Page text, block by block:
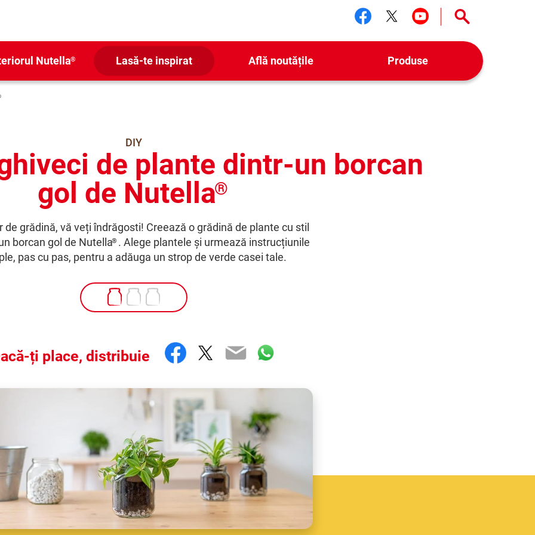
Urmărește-ne facebook
Urmărește-ne twitter
Urmărește-ne
Nutella® Lasă-te inspirat Află noutățile Produse
DIY
de plante dintr-un borcan
gol de Nutella®
de grădină, vă veți îndrăgosti! Creează o grădină de plante cu stil
borcan gol de Nutella® . Alege plantele și urmează instrucțiunile
pas cu pas, pentru a adăuga un strop de verde casei tale.
ți place, distribuie Facebook
Twitter
EmailWhatsApp